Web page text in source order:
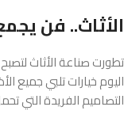
الأثاث.. فن
تطورت صناعة الأثاث
اليوم خيارات تلبي جميع
التصاميم الفريدة التي